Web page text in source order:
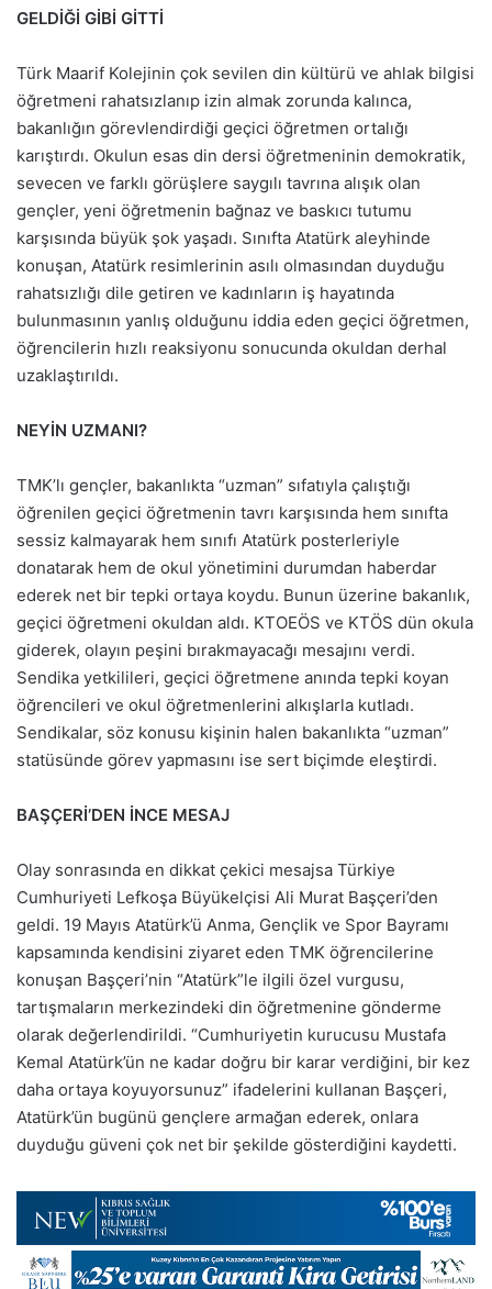
GELDİĞİ GİBİ GİTTİ
Türk Maarif Kolejinin çok sevilen din kültürü ve ahlak bilgisi
öğretmeni rahatsızlanıp izin almak zorunda kalınca,
bakanlığın görevlendirdiği geçici öğretmen ortalığı
karıştırdı. Okulun esas din dersi öğretmeninin demokratik,
sevecen ve farklı görüşlere saygılı tavrına alışık olan
gençler, yeni öğretmenin bağnaz ve baskıcı tutumu
karşısında büyük şok yaşadı. Sınıfta Atatürk aleyhinde
konuşan, Atatürk resimlerinin asılı olmasından duyduğu
rahatsızlığı dile getiren ve kadınların iş hayatında
bulunmasının yanlış olduğunu iddia eden geçici öğretmen,
öğrencilerin hızlı reaksiyonu sonucunda okuldan derhal
uzaklaştırıldı.
NEYİN UZMANI?
TMK’lı gençler, bakanlıkta “uzman” sıfatıyla çalıştığı
öğrenilen geçici öğretmenin tavrı karşısında hem sınıfta
sessiz kalmayarak hem sınıfı Atatürk posterleriyle
donatarak hem de okul yönetimini durumdan haberdar
ederek net bir tepki ortaya koydu. Bunun üzerine bakanlık,
geçici öğretmeni okuldan aldı. KTOEÖS ve KTÖS dün okula
giderek, olayın peşini bırakmayacağı mesajını verdi.
Sendika yetkilileri, geçici öğretmene anında tepki koyan
öğrencileri ve okul öğretmenlerini alkışlarla kutladı.
Sendikalar, söz konusu kişinin halen bakanlıkta “uzman”
statüsünde görev yapmasını ise sert biçimde eleştirdi.
BAŞÇERİ’DEN İNCE MESAJ
Olay sonrasında en dikkat çekici mesajsa Türkiye
Cumhuriyeti Lefkoşa Büyükelçisi Ali Murat Başçeri’den
geldi. 19 Mayıs Atatürk’ü Anma, Gençlik ve Spor Bayramı
kapsamında kendisini ziyaret eden TMK öğrencilerine
konuşan Başçeri’nin “Atatürk”le ilgili özel vurgusu,
tartışmaların merkezindeki din öğretmenine gönderme
olarak değerlendirildi. “Cumhuriyetin kurucusu Mustafa
Kemal Atatürk’ün ne kadar doğru bir karar verdiğini, bir kez
daha ortaya koyuyorsunuz” ifadelerini kullanan Başçeri,
Atatürk’ün bugünü gençlere armağan ederek, onlara
duyduğu güveni çok net bir şekilde gösterdiğini kaydetti.